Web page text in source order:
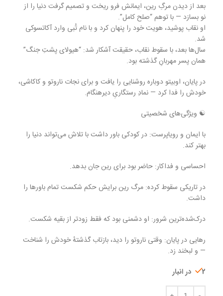
بعد از دیدن مرگِ رین، ایمانش فرو ریخت و تصمیم گرفت دنیا را از
نو بسازد — با توهم “صلح کامل”.
او نقاب پوشید، هویت خود را پنهان کرد و با نام تُبی وارد آکاتسوکی
شد.
سال‌ها بعد، با سقوط نقاب، حقیقت آشکار شد: “هیولای پشتِ جنگ”
همان پسر مهربانِ گذشته بود.
در پایان، اوبیتو دوباره روشنایی را یافت و برای نجات ناروتو و کاکاشی،
خودش را فدا کرد — نمادِ رستگاریِ دیرهنگام.
☯️ ویژگی‌های شخصیتی
با ایمان و رویاپرست: در کودکی باور داشت با تلاش می‌تواند دنیا را
بهتر کند.
احساسی و فداکار: حاضر بود برای رین جان بدهد.
در تاریکی سقوط کرده: مرگ رین برایش حکم شکست تمام باورها را
داشت.
درک‌شده‌ترین شرور: او دشمنی بود که فقط زودتر از بقیه شکست.
رهایی در پایان: وقتی ناروتو را دید، بازتاب گذشتهٔ خودش را شناخت
— و لبخند زد.
2 در انبار